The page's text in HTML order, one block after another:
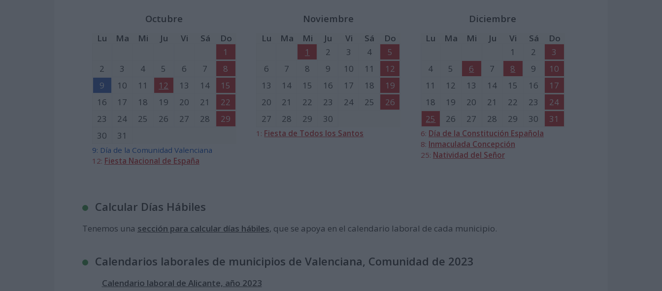
Octubre
Lu Ma Mi Ju Vi Sá
Do
1
2
3 4 5 6 7
8
9
10 11 12 13 14
15
16
17 18 19 20 21
22
23
24 25 26 27 28
29
30
31
9: Día de la Comunidad Valenciana
12: Fiesta Nacional de España
Noviembre
Lu Ma Mi Ju Vi Sá
Do
1
2 3 4
5
6
7 8 9 10 11
12
13
14 15 16 17 18
19
20
21 22 23 24 25
26
27
28 29 30
1: Fiesta de Todos los Santos
Diciembre
Lu Ma Mi Ju Vi Sá
Do
1
2
3
4
5 6 7 8 9
10
11
12 13 14 15 16
17
18
19 20 21 22 23
24
25
26 27 28 29 30 31
6: Día de la Constitución Española
8: Inmaculada Concepción
25: Natividad del Señor
Calcular Días Hábiles
Tenemos una sección para calcular días hábiles, que se apoya en el calendario laboral de cada municipio.
Calendarios laborales de municipios de Valenciana, Comunidad de 2023
Calendario laboral de Alicante, año 2023